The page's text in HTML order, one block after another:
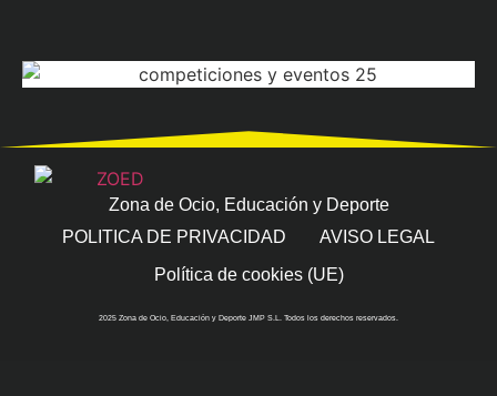
Zona de Ocio, Educación y Deporte
POLITICA DE PRIVACIDAD
AVISO LEGAL
Política de cookies (UE)
2025 Zona de Ocio, Educación y Deporte JMP S.L. Todos los derechos reservados.